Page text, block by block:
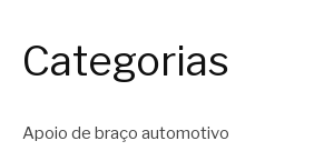
Categorias
Apoio de braço automotivo